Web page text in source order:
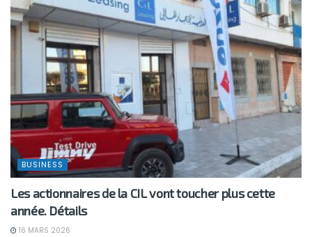
BUSINESS
Les actionnaires de la CIL vont toucher plus cette
année. Détails
16 MARS 2026